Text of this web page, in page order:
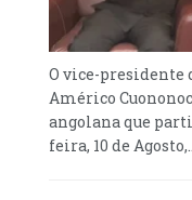
hoje somos
visita que está
O programa de
namibiano a
O vice-presidente
Américo
angolana que
feira, 10 de Agosto,...